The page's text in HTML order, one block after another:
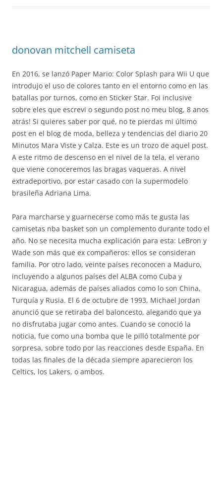
donovan mitchell camiseta
En 2016, se lanzó Paper Mario: Color Splash para Wii U que
introdujo el uso de colores tanto en el entorno como en las
batallas por turnos, como en Sticker Star. Foi inclusive
sobre eles que escrevi o segundo post no meu blog, 8 anos
atrás! Si quieres saber por qué, no te pierdas mi último
post en el blog de moda, belleza y tendencias del diario 20
Minutos Mara Viste y Calza. Este es un trozo de aquel post.
A este ritmo de descenso en el nivel de la tela, el verano
que viene conoceremos las bragas vaqueras. A nivel
extradeportivo, por estar casado con la supermodelo
brasileña Adriana Lima.
Para marcharse y guarnecerse como más te gusta las
camisetas nba basket son un complemento durante todo el
año. No se necesita mucha explicación para esta: LeBron y
Wade son más que ex compañeros: ellos se consideran
familia. Por otro lado, veinte países reconocen a Maduro,
incluyendo a algunos países del ALBA como Cuba y
Nicaragua, además de países aliados como lo son China,
Turquía y Rusia. El 6 de octubre de 1993, Michael Jordan
anunció que se retiraba del baloncesto, alegando que ya
no disfrutaba jugar como antes. Cuando se conoció la
noticia, fue como una bomba que le pilló totalmente por
sorpresa, sobre todo por las reacciones desde España. En
todas las finales de la década siempre aparecieron los
Celtics, los Lakers, o ambos.